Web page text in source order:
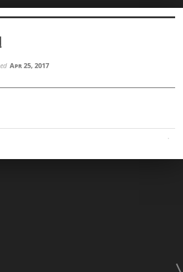
Apr 25, 2017
스케치북5
스케치북5
스케치북5
스케치북5